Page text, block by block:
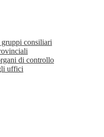
consiliari
di controllo
uffici